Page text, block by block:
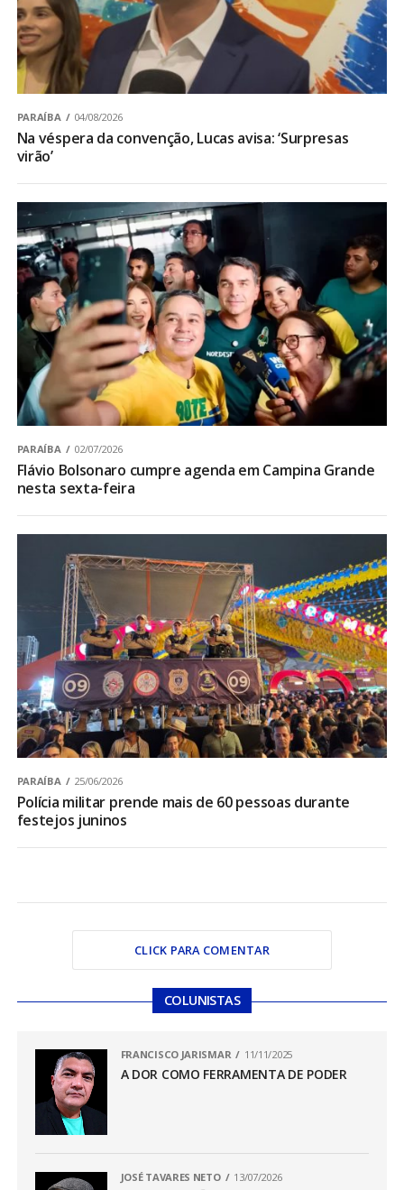
PARAÍBA 04/08/2026
Na véspera da convenção, Lucas avisa: ‘Surpresas
virão’
PARAÍBA 02/07/2026
Flávio Bolsonaro cumpre agenda em Campina Grande
nesta sexta-feira
PARAÍBA 25/06/2026
Polícia militar prende mais de 60 pessoas durante
festejos juninos
CLICK PARA COMENTAR
COLUNISTAS
FRANCISCO JARISMAR 11/11/2025
A DOR COMO FERRAMENTA DE PODER
JOSÉ TAVARES NETO 13/07/2026